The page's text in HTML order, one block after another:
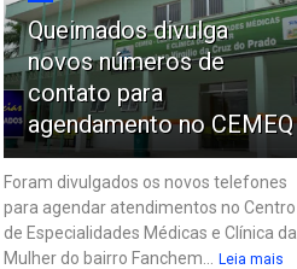
Queimados divulga
novos números de
contato para
agendamento no CEMEQ
Foram divulgados os novos telefones
para agendar atendimentos no Centro
de Especialidades Médicas e Clínica da
Mulher do bairro Fanchem...
Leia mais